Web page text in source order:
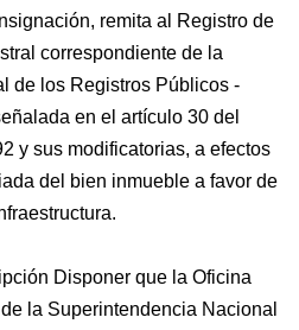
remita al Registro de
correspondiente de la
de los Registros Públicos -
en el artículo 30 del
y sus modificatorias, a efectos
del bien inmueble a favor de
Disponer que la Oficina
la Superintendencia Nacional